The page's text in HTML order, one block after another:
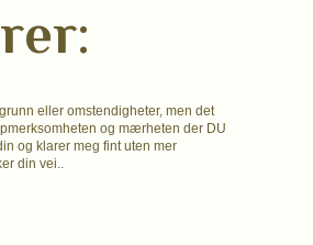
eller omstendigheter, men det
og mærheten der DU
og klarer meg fint uten mer
din vei..